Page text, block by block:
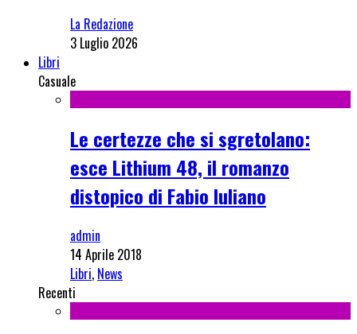
La Redazione
3 Luglio 2026
Libri
Casuale
Le certezze che si sgretolano:
esce Lithium 48, il romanzo
distopico di Fabio Iuliano
admin
14 Aprile 2018
Libri, News
Recenti